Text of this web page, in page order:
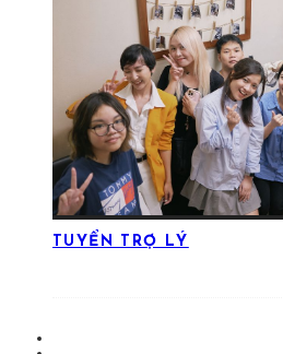
TUYỂN TRỢ LÝ